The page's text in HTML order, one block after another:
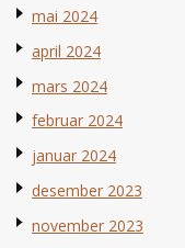
mai 2024
april 2024
mars 2024
februar 2024
januar 2024
desember 2023
november 2023